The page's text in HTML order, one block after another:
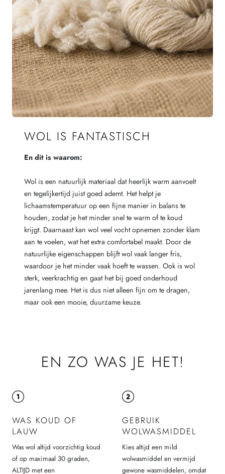
WOL IS FANTASTISCH
En dit is waarom:
Wol is een natuurlijk materiaal dat heerlijk warm aanvoelt
en tegelijkertijd juist goed ademt. Het helpt je
lichaamstemperatuur op een fijne manier in balans te
houden, zodat je het minder snel te warm of te koud
krijgt. Daarnaast kan wol veel vocht opnemen zonder klam
aan te voelen, wat het extra comfortabel maakt. Door de
natuurlijke eigenschappen blijft wol vaak langer fris,
waardoor je het minder vaak hoeft te wassen. Ook is wol
sterk, veerkrachtig en gaat het bij goed onderhoud
jarenlang mee. Het is dus niet alleen fijn om te dragen,
maar ook een mooie, duurzame keuze.
EN ZO WAS JE HET!
WAS KOUD OF
LAUW
Was wol altijd voorzichtig koud
of op maximaal 30 graden,
ALTIJD met een
GEBRUIK
WOLWASMIDDEL
Kies altijd een mild
wolwasmiddel en vermijd
gewone wasmiddelen, omdat